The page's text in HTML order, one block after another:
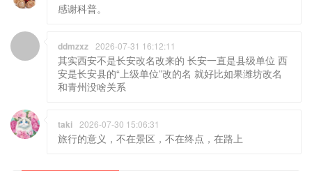
感谢科普。
ddmzxz 2026-07-31 16:12:11
其实西安不是长安改名改来的 长安一直是县级单位 西
安是长安县的“上级单位”改的名 就好比如果潍坊改名
和青州没啥关系
taki 2026-07-30 15:06:31
旅行的意义，不在景区，不在终点，在路上